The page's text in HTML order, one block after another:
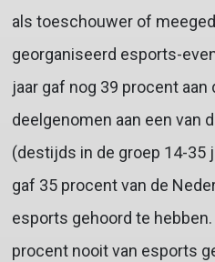
als toeschouwer of
georganiseerd esports-
jaar gaf nog 39 procent aan
deelgenomen aan een van
(destijds in de groep 14-35
gaf 35 procent van de
esports gehoord te
procent nooit van esports